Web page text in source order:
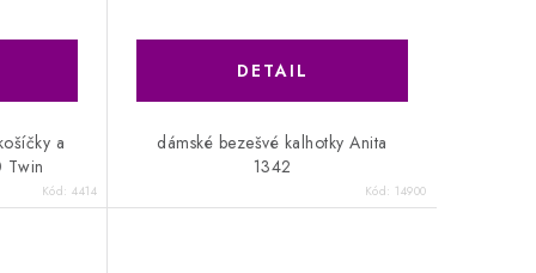
a
Twin
Kód:4414
dámské bezešvé kalhotky Anita
1342
Kód: 14900